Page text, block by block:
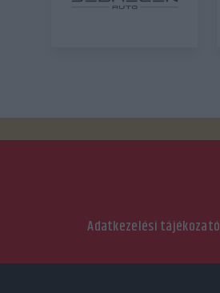
Adatkezelési tájékozató